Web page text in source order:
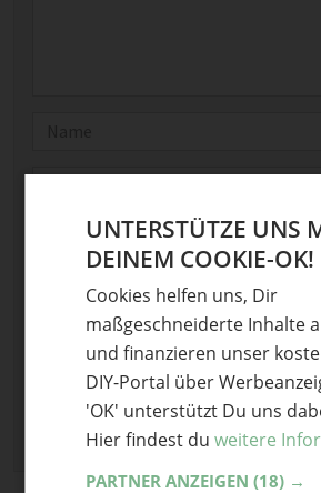
E-Mail
Optional: Foto teilen
Bild anhängen
Keine Datei ausgewählt
Maximale Dateigröße: 8 MB.
Bild
UNTERSTÜTZE UNS
DEINEM COOKIE-OK!
Cookies helfen uns, Dir
maßgeschneiderte Inhalte
und finanzieren unser
DIY-Portal über
'OK' unterstützt Du uns
Hier findest du weitere
PARTNER ANZEIGEN (18) →